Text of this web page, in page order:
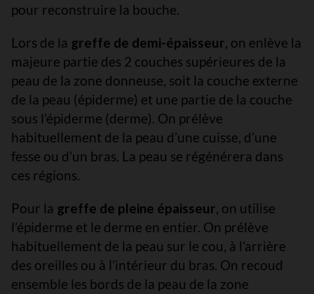
pour reconstruire la bouche.
Lors de la greffe de demi-épaisseur, on enlève la
majeure partie des 2 couches supérieures de la
peau de la zone donneuse, soit la couche externe
de la peau (épiderme) et une partie de la couche
sous l’épiderme (derme). On prélève
habituellement de la peau d’une cuisse, d’une
fesse ou d’un bras. La peau se régénérera dans
ces régions.
Pour la greffe de pleine épaisseur, on utilise
l’épiderme et le derme en entier. On prélève
habituellement de la peau sur le cou, à l’arrière
des oreilles ou à l’intérieur du bras. On recoud
ensemble les bords de la peau de la zone